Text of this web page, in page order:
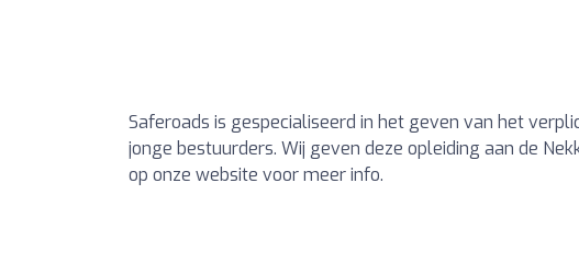
Saferoads is gespecialiseerd in het geven van het
jonge bestuurders. Wij geven deze opleiding aan de
op onze website voor meer info.